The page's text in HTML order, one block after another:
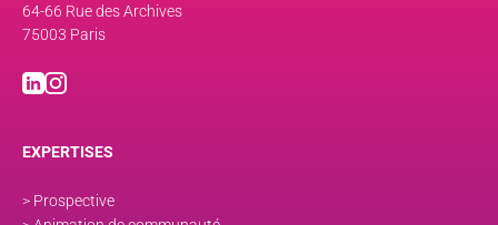
64-66 Rue des Archives
75003 Paris
EXPERTISES
> Prospective